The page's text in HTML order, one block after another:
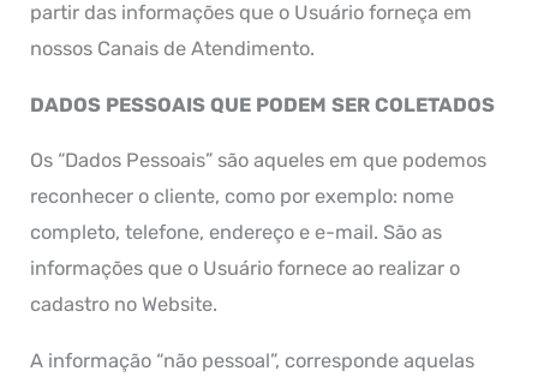
partir das informações que o Usuário forneça em
nossos Canais de Atendimento.
DADOS PESSOAIS QUE PODEM SER COLETADOS
Os “Dados Pessoais” são aqueles em que podemos
reconhecer o cliente, como por exemplo: nome
completo, telefone, endereço e e-mail. São as
informações que o Usuário fornece ao realizar o
cadastro no Website.
A informação “não pessoal”, corresponde aquelas